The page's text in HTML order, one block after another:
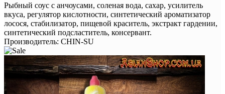
Рыбный соус с анчоусами, соленая вода, сахар, усилитель
вкуса, регулятор кислотности, синтетический ароматизатор
лосося, стабилизатор, пищевой краситель, экстракт гардении,
синтетический подсластитель, консервант.
Производитель: CHIN-SU